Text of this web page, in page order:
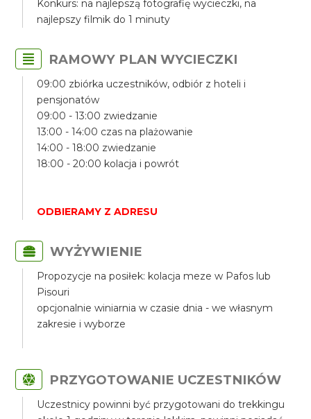
Konkurs: na najlepszą fotografię wycieczki, na
najlepszy filmik do 1 minuty
RAMOWY PLAN WYCIECZKI
09:00 zbiórka uczestników, odbiór z hoteli i
pensjonatów
09:00 - 13:00 zwiedzanie
13:00 - 14:00 czas na plażowanie
14:00 - 18:00 zwiedzanie
18:00 - 20:00 kolacja i powrót
ODBIERAMY Z ADRESU
WYŻYWIENIE
Propozycje na posiłek: kolacja meze w Pafos lub
Pisouri
opcjonalnie winiarnia w czasie dnia - we własnym
zakresie i wyborze
PRZYGOTOWANIE UCZESTNIKÓW
Uczestnicy powinni być przygotowani do trekkingu